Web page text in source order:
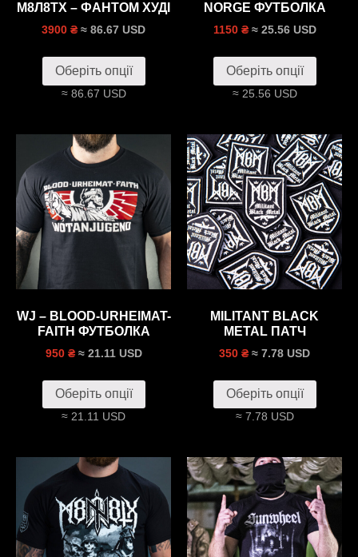
М8Л8ТХ – ФАНТОМ ХУДI
3900 ₴ ≈ 86.67 USD
Оберіть опції
≈ 86.67 USD
NORGE ФУТБОЛКА
1150 ₴ ≈ 25.56 USD
Оберіть опції
≈ 25.56 USD
WJ – BLOOD-URHEIMAT-
FAITH ФУТБОЛКА
950 ₴ ≈ 21.11 USD
Оберіть опції
≈ 21.11 USD
MILITANT BLACK
METAL ПАТЧ
350 ₴ ≈ 7.78 USD
Оберіть опції
≈ 7.78 USD